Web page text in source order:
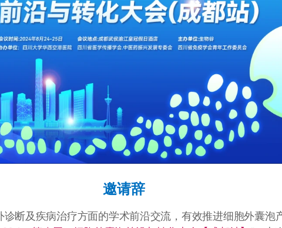
邀请辞
断及疾病治疗方面的学术前沿交流，有效推进细胞外囊泡